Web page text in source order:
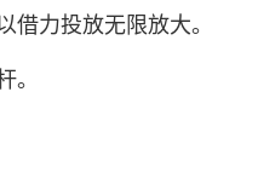
力投放无限放大。